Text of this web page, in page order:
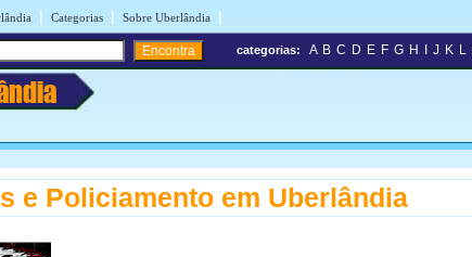
| Categorias | Sobre Uberlândia |
categorias: A B C D E F G H J K L
e Policiamento em Uberlândia